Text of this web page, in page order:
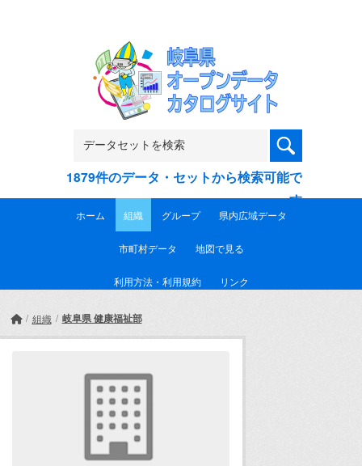
1879件のデータ・セットから検索可能で
す
ホーム 組織 グループ 県内広域データ
市町村データ 地図で見る
利用方法・利用規約 リンク
組織 岐阜県 健康福祉部